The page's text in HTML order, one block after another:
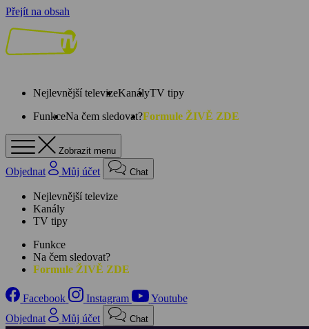
Přejít na obsah
Nejlevnější televizeKanályTV tipy
FunkceNa čem sledovat?Formule ŽIVĚ ZDE
Zobrazit menu
Objednat Můj účet Chat
Nejlevnější televize
Kanály
TV tipy
Funkce
Na čem sledovat?
Formule ŽIVĚ ZDE
Facebook Instagram
Youtube
Objednat
Můj účet Chat